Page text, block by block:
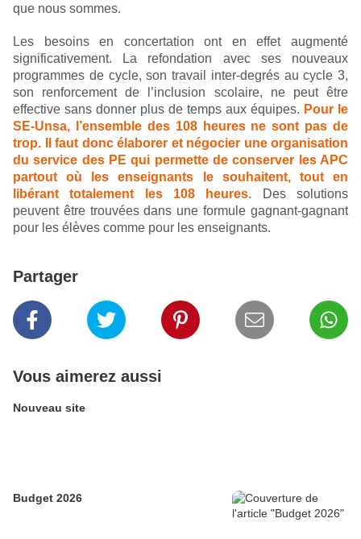
que nous sommes.
Les besoins en concertation ont en effet augmenté
significativement. La refondation avec ses nouveaux
programmes de cycle, son travail inter-degrés au cycle 3,
son renforcement de l’inclusion scolaire, ne peut être
effective sans donner plus de temps aux équipes. Pour le
SE-Unsa, l’ensemble des 108 heures ne sont pas de
trop. Il faut donc élaborer et négocier une organisation
du service des PE qui permette de conserver les APC
partout où les enseignants le souhaitent, tout en
libérant totalement les 108 heures.
Des solutions
peuvent être trouvées dans une formule gagnant-gagnant
pour les élèves comme pour les enseignants.
Partager
Vous aimerez aussi
Nouveau site
Budget 2026